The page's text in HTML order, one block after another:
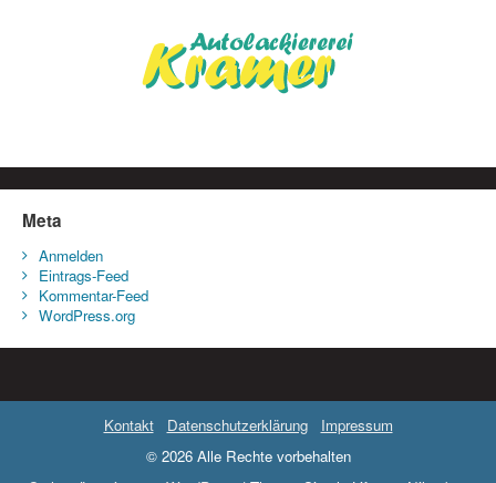
Meta
Anmelden
Eintrags-Feed
Kommentar-Feed
WordPress.org
Kontakt Datenschutzerklärung
Impressum
© 2026 Alle Rechte vorbehalten